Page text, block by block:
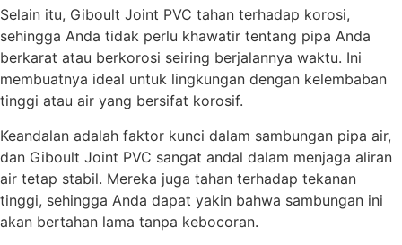
Selain itu, Giboult Joint PVC tahan terhadap korosi,
sehingga Anda tidak perlu khawatir tentang pipa Anda
berkarat atau berkorosi seiring berjalannya waktu. Ini
membuatnya ideal untuk lingkungan dengan kelembaban
tinggi atau air yang bersifat korosif.
Keandalan adalah faktor kunci dalam sambungan pipa air,
dan Giboult Joint PVC sangat andal dalam menjaga aliran
air tetap stabil. Mereka juga tahan terhadap tekanan
tinggi, sehingga Anda dapat yakin bahwa sambungan ini
akan bertahan lama tanpa kebocoran.